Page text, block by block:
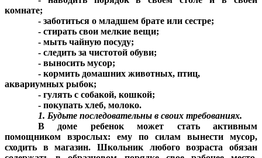
комнате;
- заботиться о младшем брате или сестре;
- стирать свои мелкие вещи;
- мыть чайную посуду;
- следить за чистотой обуви;
- выносить мусор;
- кормить домашних животных, птиц,
аквариумных рыбок;
- гулять с собакой, кошкой;
- покупать хлеб, молоко.
1. Будьте последовательны в своих требованиях.
В доме ребенок может стать активным
помощником взрослых: ему по силам вынести мусор,
сходить в магазин. Школьник любого возраста обязан